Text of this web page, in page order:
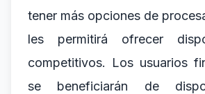
tener más opciones de
les permitirá ofrecer
competitivos. Los usuarios
se beneficiarán de